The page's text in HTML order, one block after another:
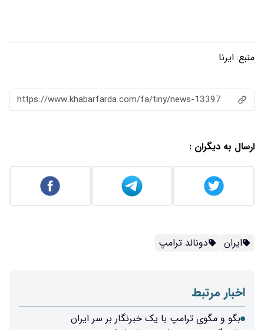
منبع: ایرنا
https://www.khabarfarda.com/fa/tiny/news-13397
ارسال به دیگران :
ایران دونالد ترامپ
اخبار مرتبط
بگو و مگوی ترامپ با یک خبرنگار بر سر ایران